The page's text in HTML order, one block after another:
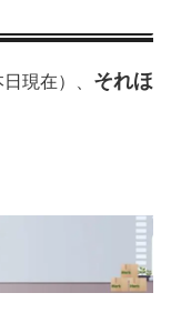
現在）、 それほ